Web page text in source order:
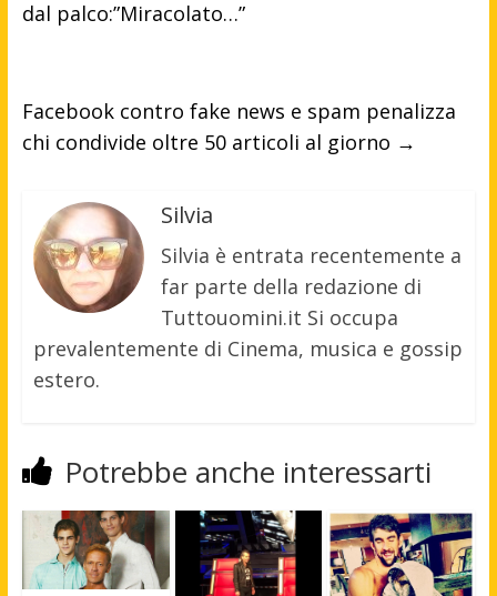
dal palco:”Miracolato…”
Facebook contro fake news e spam penalizza
chi condivide oltre 50 articoli al giorno →
Silvia
Silvia è entrata recentemente a
far parte della redazione di
Tuttouomini.it Si occupa
prevalentemente di Cinema, musica e gossip
estero.
Potrebbe anche interessarti